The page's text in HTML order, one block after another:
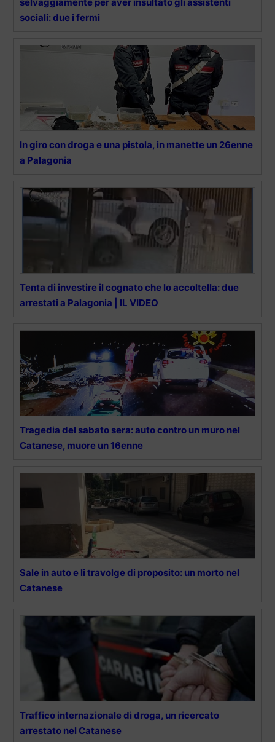
sociali: due i fermi
In giro con droga e una pistola, in manette un 26enne
a Palagonia
Tenta di investire il cognato che lo accoltella: due
arrestati a Palagonia | IL VIDEO
Tragedia del sabato sera: auto contro un muro nel
Catanese, muore un 16enne
Sale in auto e li travolge di proposito: un morto nel
Catanese
Traffico internazionale di droga, un ricercato
arrestato nel Catanese